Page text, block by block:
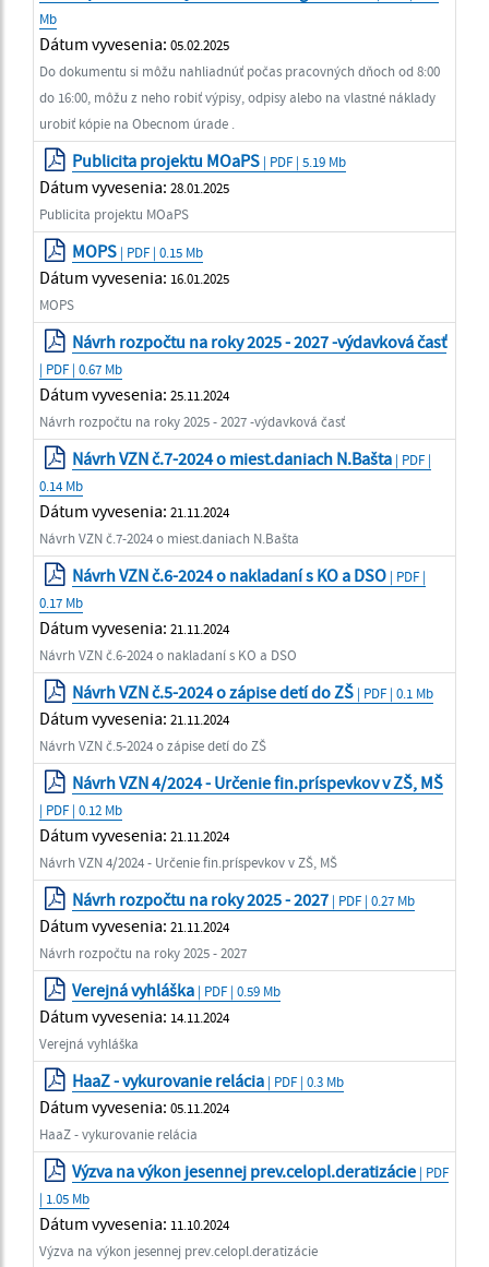
Mb
Dátum vyvesenia: 05.02.2025
Do dokumentu si môžu nahliadnúť počas pracovných dňoch od 8:00
do 16:00, môžu z neho robiť výpisy, odpisy alebo na vlastné náklady
urobiť kópie na Obecnom úrade .
Publicita projektu MOaPS | PDF | 5.19 Mb
Dátum vyvesenia: 28.01.2025
Publicita projektu MOaPS
MOPS | PDF | 0.15 Mb
Dátum vyvesenia: 16.01.2025
MOPS
Návrh rozpočtu na roky 2025 - 2027 -výdavková časť
| PDF | 0.67 Mb
Dátum vyvesenia: 25.11.2024
Návrh rozpočtu na roky 2025 - 2027 -výdavková časť
Návrh VZN č.7-2024 o miest.daniach N.Bašta | PDF |
0.14 Mb
Dátum vyvesenia: 21.11.2024
Návrh VZN č.7-2024 o miest.daniach N.Bašta
Návrh VZN č.6-2024 o nakladaní s KO a DSO | PDF |
0.17 Mb
Dátum vyvesenia: 21.11.2024
Návrh VZN č.6-2024 o nakladaní s KO a DSO
Návrh VZN č.5-2024 o zápise detí do ZŠ | PDF | 0.1 Mb
Dátum vyvesenia: 21.11.2024
Návrh VZN č.5-2024 o zápise detí do ZŠ
Návrh VZN 4/2024 - Určenie fin.príspevkov v ZŠ, MŠ
| PDF | 0.12 Mb
Dátum vyvesenia: 21.11.2024
Návrh VZN 4/2024 - Určenie fin.príspevkov v ZŠ, MŠ
Návrh rozpočtu na roky 2025 - 2027 | PDF | 0.27 Mb
Dátum vyvesenia: 21.11.2024
Návrh rozpočtu na roky 2025 - 2027
Verejná vyhláška | PDF | 0.59 Mb
Dátum vyvesenia: 14.11.2024
Verejná vyhláška
HaaZ - vykurovanie relácia | PDF | 0.3 Mb
Dátum vyvesenia: 05.11.2024
HaaZ - vykurovanie relácia
Výzva na výkon jesennej prev.celopl.deratizácie | PDF
| 1.05 Mb
Dátum vyvesenia: 11.10.2024
Výzva na výkon jesennej prev.celopl.deratizácie